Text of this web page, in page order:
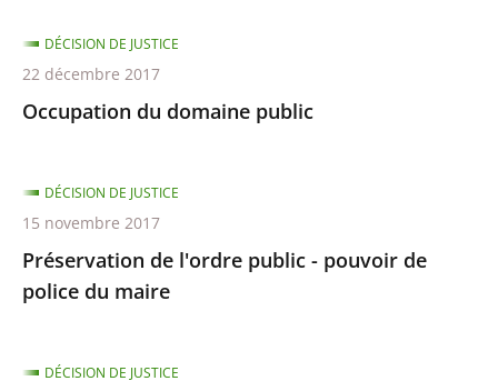
Occupation du domaine public
DÉCISION DE JUSTICE
22 décembre 2017
Préservation de l'ordre public - pouvoir de
police du maire
DÉCISION DE JUSTICE
15 novembre 2017
DÉCISION DE JUSTICE